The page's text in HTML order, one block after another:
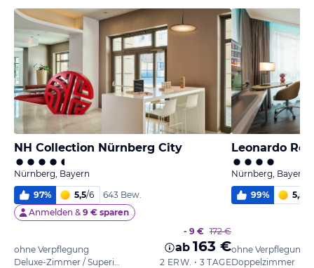
NH Collection Nürnberg City
Nürnberg, Bayern
97% 5,5/6
643 Bew.
Anmelden & 9 € sparen
ohne Verpflegung
- 9 € 172 €
ab 163 €
2 ERW. • 3 TAGE
Leonardo
Nürnberg, Bayern
99% 5,5
ohne Verpflegung
Doppelzimmer